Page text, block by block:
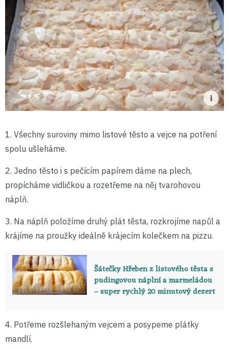
1. Všechny suroviny mimo listové těsto a vejce na potření
spolu ušleháme.
2. Jedno těsto i s pečícím papírem dáme na plech,
propícháme vidličkou a rozetřeme na něj tvarohovou
náplň.
3. Na náplň položíme druhý plát těsta, rozkrojíme napůl a
krájíme na proužky ideálně krájecím kolečkem na pizzu.
Šátečky Hřeben z listového těsta s
pudingovou náplní a marmeládou
– super rychlý 20 minutový dezert
4. Potřeme rozšlehaným vejcem a posypeme plátky
mandlí.